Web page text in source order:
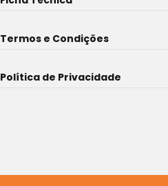
Termos e Condições
Política de Privacidade